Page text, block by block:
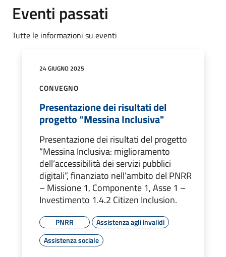
Eventi passati
Tutte le informazioni su eventi
24 GIUGNO 2025
CONVEGNO
Presentazione dei risultati del
progetto “Messina Inclusiva"
Presentazione dei risultati del progetto
“Messina Inclusiva: miglioramento
dell’accessibilità dei servizi pubblici
digitali”, finanziato nell’ambito del PNRR
– Missione 1, Componente 1, Asse 1 –
Investimento 1.4.2 Citizen Inclusion.
PNRR
Assistenza agli invalidi
Assistenza sociale